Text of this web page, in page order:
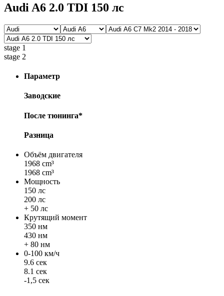
Audi A6 2.0 TDI 150 лс
stage 1
stage 2
Параметр
Заводские
После тюнинга*
Разница
Объём двигателя
1968 cm³
1968 cm³
Мощность
150 лс
200 лс
+ 50 лс
Крутящий момент
350 нм
430 нм
+ 80 нм
0-100 км/ч
9.6 сек
8.1 сек
-1,5 сек